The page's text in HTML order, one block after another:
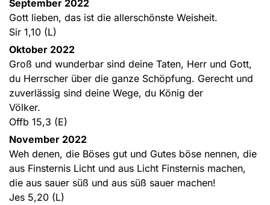
September 2022
Gott lieben, das ist die allerschönste Weisheit.
Sir 1,10 (L)
Oktober 2022
Groß und wunderbar sind deine Taten, Herr und Gott,
du Herrscher über die ganze Schöpfung. Gerecht und
zuverlässig sind deine Wege, du König der
Völker.
Offb 15,3 (E)
November 2022
Weh denen, die Böses gut und Gutes böse nennen, die
aus Finsternis Licht und aus Licht Finsternis machen,
die aus sauer süß und aus süß sauer machen!
Jes 5,20 (L)